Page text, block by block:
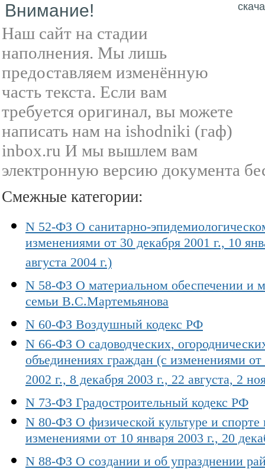
Внимание!
Наш сайт на стадии
наполнения. Мы лишь
предоставляем изменённую
часть текста. Если вам
требуется оригинал, вы можете
написать нам на ishodniki (гаф)
inbox.ru И мы вышлем вам
электронную версию документа
Смежные категории:
N 52-ФЗ О санитарно-
изменениями от 30 декабря 2001 г., 10
августа 2004 г.)
N 58-ФЗ О материальном обеспечении и
семьи В.С.Мартемьянова
N 60-ФЗ Воздушный кодекс РФ
N 66-ФЗ О садоводческих,
объединениях граждан (с изменениями
2002 г., 8 декабря 2003 г., 22 августа, 2
N 73-ФЗ Градостроительный кодекс РФ
N 80-ФЗ О физической культуре и
изменениями от 10 января 2003 г., 20
N 88-ФЗ О создании и об упразднении